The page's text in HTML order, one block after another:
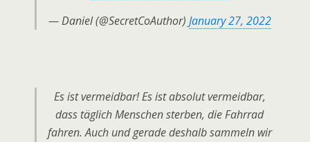
— Daniel (@SecretCoAuthor) January 27, 2022
Es ist vermeidbar! Es ist absolut vermeidbar,
dass täglich Menschen sterben, die Fahrrad
fahren. Auch und gerade deshalb sammeln wir